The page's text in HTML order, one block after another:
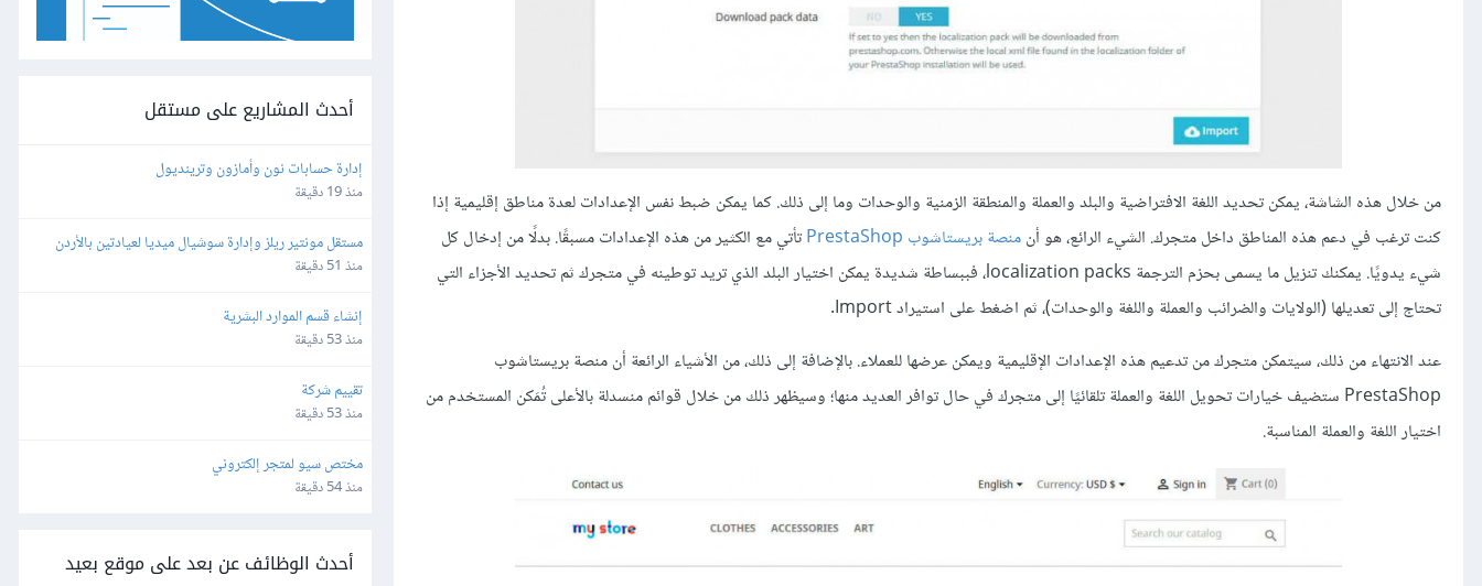
من خلال هذه الشاشة، يمكن تحديد اللغة الافتراضية والبلد والعملة والمنطقة الزمنية والوحدات وما إلى ذلك. كما يمكن ضبط نفس الإعدادات لعدة مناطق إقليمية إذا
كنت ترغب في دعم هذه المناطق داخل متجرك. الشيء الرائع، هو أنمنصة بريستاشوب PrestaShop
تأتي مع الكثير من هذه الإعدادات مسبقًا. بدلًا من إدخال كل
شيء يدويًا. يمكنك تنزيل ما يسمى بحزم الترجمة localization packs، فببساطة شديدة يمكن اختيار البلد الذي تريد توطينه في متجرك ثم تحديد الأجزاء التي
تحتاج إلى تعديلها (الولايات والضرائب والعملة واللغة والوحدات)، ثم اضغط على استيراد Import.
عند الانتهاء من ذلك، سيتمكن متجرك من تدعيم هذه الإعدادات الإقليمية ويمكن عرضها للعملاء. بالإضافة إلى ذلك، من الأشياء الرائعة أن منصة بريستاشوب
PrestaShop ستضيف خيارات تحويل اللغة والعملة تلقائيًا إلى متجرك في حال توافر العديد منها؛ وسيظهر ذلك من خلال قوائم منسدلة بالأعلى تُمَكن المستخدم من
اختيار اللغة والعملة المناسبة.
أحدث المشاريع على مستقل
إدارة حسابات نون وأمازون وترينديول
منذ 19 دقيقة
وألمانيا
منذ 51 دقيقة
إنشاء قسم الموارد البشرية
منذ 53 دقيقة
تقييم شركة
منذ 53 دقيقة
مختص سيو لمتجر إلكتروني
منذ 54 دقيقة
أحدث الوظائف عن بعد على موقع بعيد